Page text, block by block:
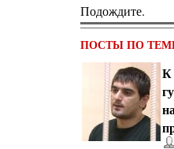
Подождите.
ПОСТЫ ПО
К